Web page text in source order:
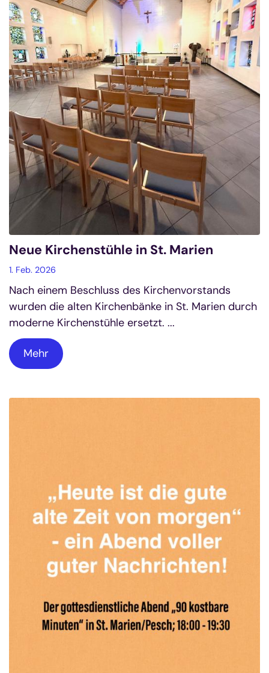
Neue Kirchenstühle in St. Marien
1. Feb. 2026
Nach einem Beschluss des Kirchenvorstands
wurden die alten Kirchenbänke in St. Marien durch
moderne Kirchenstühle ersetzt. ...
Mehr